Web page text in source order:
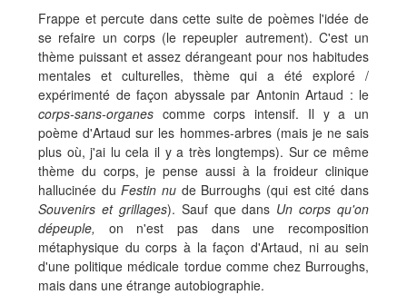
Frappe et percute dans cette suite de poèmes l'idée de
se refaire un corps (le repeupler autrement). C'est un
thème puissant et assez dérangeant pour nos habitudes
mentales et culturelles, thème qui a été exploré /
expérimenté de façon abyssale par Antonin Artaud : le
corps-sans-organes comme corps intensif. Il y a un
poème d'Artaud sur les hommes-arbres (mais je ne sais
plus où, j'ai lu cela il y a très longtemps). Sur ce même
thème du corps, je pense aussi à la froideur clinique
hallucinée duFestin nu de Burroughs (qui est cité dans
Souvenirs et grillages). Sauf que dans Un corps qu'on
dépeuple, on n'est pas dans une recomposition
métaphysique du corps à la façon d'Artaud, ni au sein
d'une politique médicale tordue comme chez Burroughs,
mais dans une étrange autobiographie.